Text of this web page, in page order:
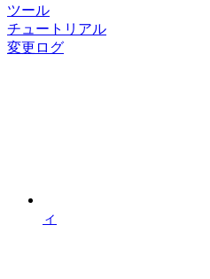
ツール
チュートリアル
変更ログ
ィ